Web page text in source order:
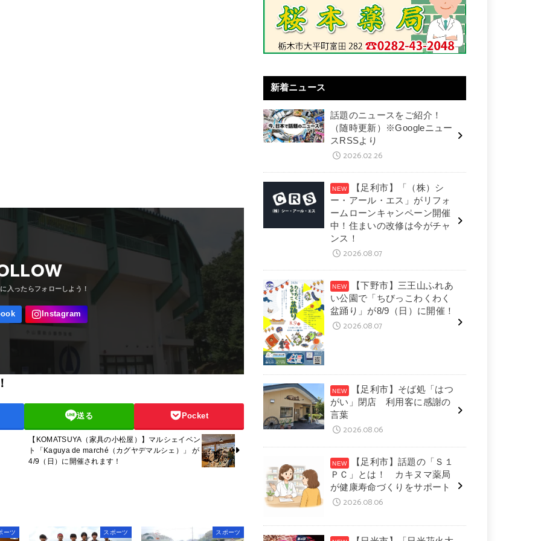
送る Pocket
【KOMATSUYA（家具の小松屋）】マルシェイベン
ト「Kaguya de marché（カグヤデマルシェ）」 が
4/9（日）に開催されます！
ーツ スポーツ スポーツ
新着ニュース
話題のニュースをご紹介！
（随時更新）※Googleニュー
スRSSより
2026.02.26
【足利市】「（株）シ
ー・アール・エス」がリフォ
ームローンキャンペーン開催
中！住まいの改修は今がチャ
ンス！
2026.08.07
【下野市】三王山ふれあ
い公園で「ちびっこわくわく
盆踊り」が8/9（日）に開催！
2026.08.07
【足利市】そば処「はつ
がい」閉店 利用客に感謝の
言葉
2026.08.06
【足利市】話題の「Ｓ１
ＰＣ」とは！ カキヌマ薬局
が健康寿命づくりをサポート
2026.08.06